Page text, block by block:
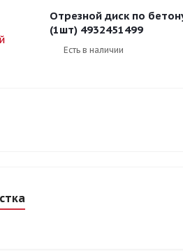
Отрезной диск по
(1шт) 4932451499
Есть в наличии